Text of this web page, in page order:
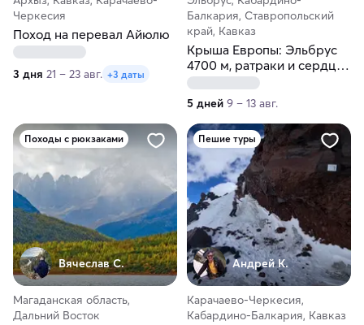
Черкесия
Поход на перевал Айюлю
3 дня 21 – 23 авг. +3 даты
Балкария, Ставропольский
край, Кавказ
Крыша Европы: Эльбрус
4700 м, ратраки и сердце
Кавказа
5 дней 9 – 13 авг.
Походы с рюкзаками
Вячеслав С.
Магаданская область,
Дальний Восток
Пешие туры
Андрей К.
Карачаево-Черкесия,
Кабардино-Балкария, Кавказ